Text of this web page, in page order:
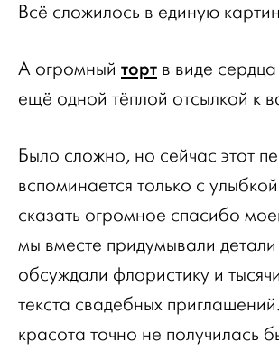
Всё сложилось в единую
А огромный торт в виде сердца
ещё одной тёплой отсылкой к
Было сложно, но сейчас этот
вспоминается только с
сказать огромное спасибо
мы вместе придумывали
обсуждали флористику и
текста свадебных
красота точно не получилась